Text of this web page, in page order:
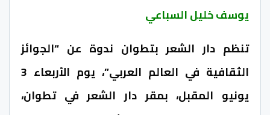
يوسف خليل السباعي
تنظم دار الشعر بتطوان ندوة عن “الجوائز
الثقافية في العالم العربي”، يوم الأربعاء 3
يونيو المقبل، بمقر دار الشعر في تطوان،